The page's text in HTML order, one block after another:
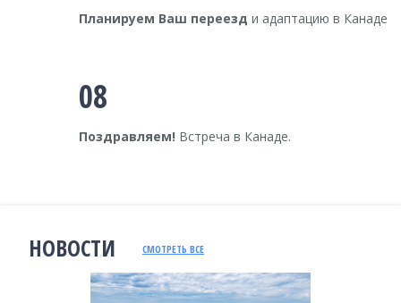
Планируем Ваш переезд и адаптацию в Канаде
08
Поздравляем! Встреча в Канаде.
НОВОСТИ СМОТРЕТЬ ВСЕ